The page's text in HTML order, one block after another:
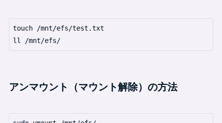
touch /mnt/efs/test.txt
ll /mnt/efs/
アンマウント（マウント解除）の方法